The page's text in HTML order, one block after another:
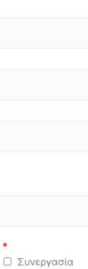
*
Συνεργασία